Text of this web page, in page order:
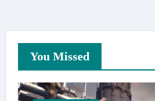
You Missed